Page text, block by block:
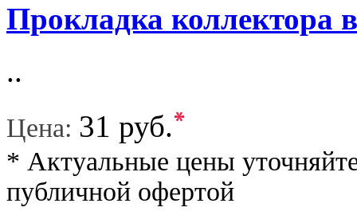
Прокладка коллектора
..
Цена: 31 руб.*
* Актуальные цены
публичной офертой